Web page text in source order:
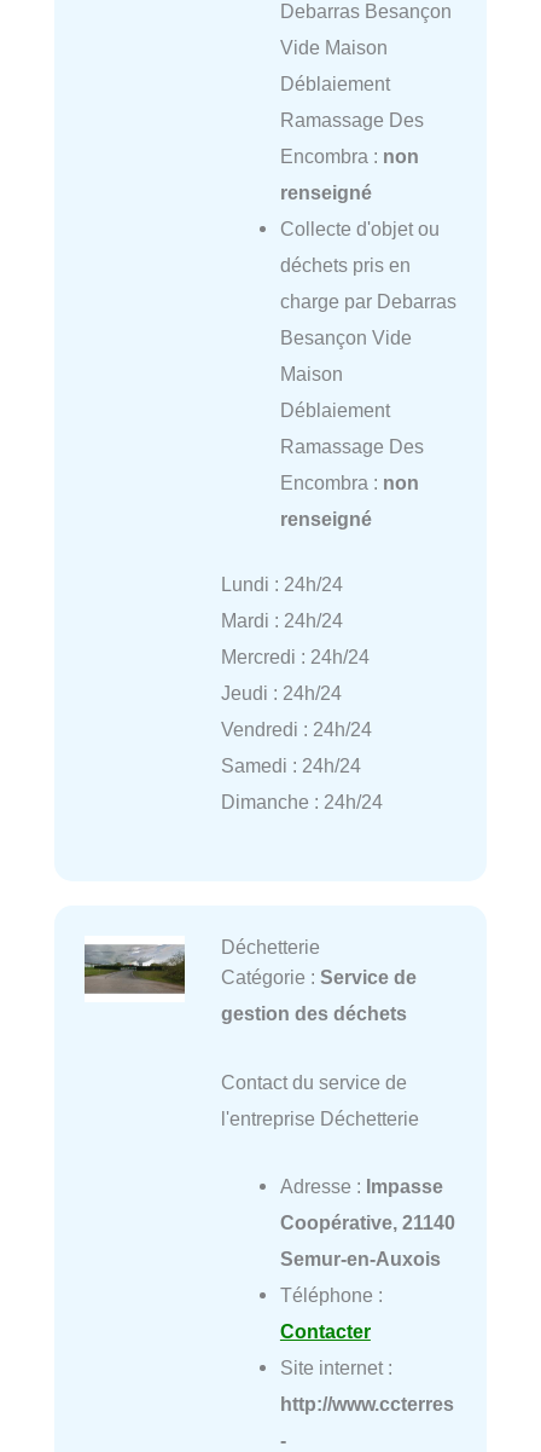
Debarras Besançon
Vide Maison
Déblaiement
Ramassage Des
Encombra : non
renseigné
Collecte d'objet ou
déchets pris en
charge par Debarras
Besançon Vide
Maison
Déblaiement
Ramassage Des
Encombra : non
renseigné
Lundi : 24h/24
Mardi : 24h/24
Mercredi : 24h/24
Jeudi : 24h/24
Vendredi : 24h/24
Samedi : 24h/24
Dimanche : 24h/24
Déchetterie
Catégorie : Service de
gestion des déchets
Contact du service de
l'entreprise Déchetterie
Adresse : Impasse
Coopérative, 21140
Semur-en-Auxois
Téléphone :
Contacter
Site internet :
http://www.ccterres
-